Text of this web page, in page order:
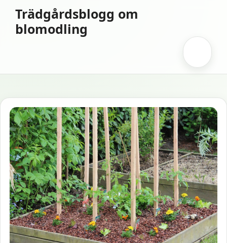
innehåll
Trädgårdsblogg om
blomodling